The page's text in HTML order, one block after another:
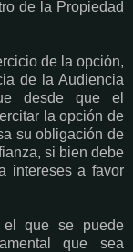
de la Propiedad
de la opción,
de la Audiencia
desde que el
la opción de
su obligación de
si bien debe
intereses a favor
el que se puede
que sea